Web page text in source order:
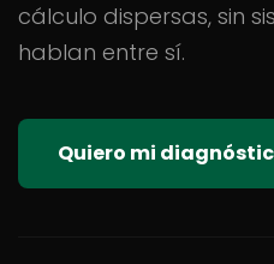
cálculo dispersas, sin
hablan entre sí.
Quiero mi